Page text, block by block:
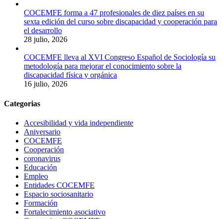
COCEMFE forma a 47 profesionales de diez países en su
sexta edición del curso sobre discapacidad y cooperación para
el desarrollo
28 julio, 2026
COCEMFE lleva al XVI Congreso Español de Sociología su
metodología para mejorar el conocimiento sobre la
discapacidad física y orgánica
16 julio, 2026
Categorias
Accesibilidad y vida independiente
Aniversario
COCEMFE
Cooperación
coronavirus
Educación
Empleo
Entidades COCEMFE
Espacio sociosanitario
Formación
Fortalecimiento asociativo